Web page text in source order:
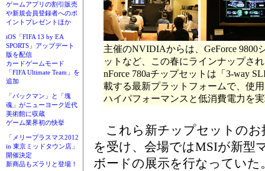
ゲームアプリの割引販売
や新規会員登録者へのポ
イントプレゼントほか
iOS「FIFA 13 by EA
SPORTS」アップデート
版を配信
カードゲームモード
「FIFA Ultimate Team」を
追加
「パックマン」と「塊
魂」がニューヨーク近代
美術館に収蔵
ゲーム業界初の快挙
「メリープラスマス2012
in 東京ミッドタウン店」
開催決定
新商品もズラリと登場！
主催のNVIDIAからは、GeForce 9800
ットなど、この春にラインナップさ
nForce 780aチップセットは「3-way
載する最新プラットフォームで、使
ハイパフォーマンスと低消費電力を
これら新チップセットのお
を受け、会場ではMSIが新型
ボードの展示を行なっていた